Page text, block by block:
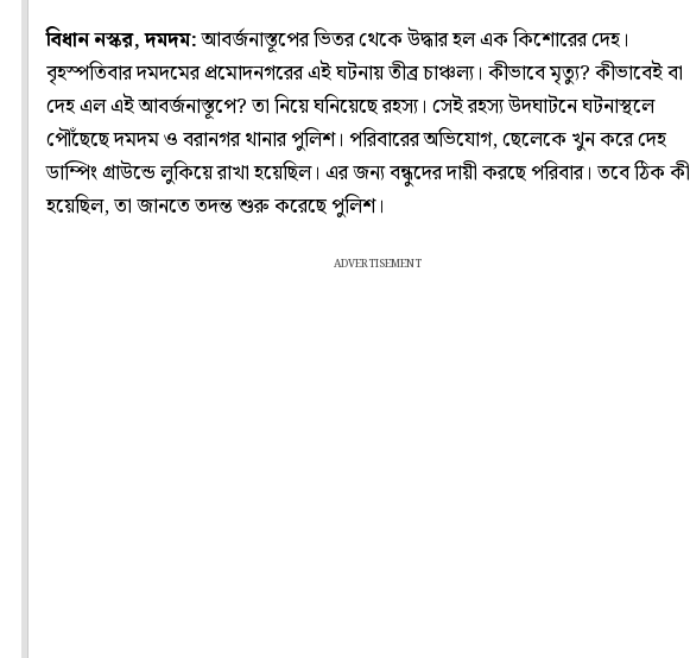
বিধান নস্কর, দমদম:আবর্জনাস্তূপের ভিতর থেকে উদ্ধার হল এক কিশোরের দেহ।
বৃহস্পতিবার দমদমের প্রমোদনগরের এই ঘটনায় তীব্র চাঞ্চল্য। কীভাবে মৃত্যু? কীভাবেই বা
দেহ এল এই আবর্জনাস্তূপে? তা নিয়ে ঘনিয়েছে রহস্য। সেই রহস্য উদঘাটনে ঘটনাস্থলে
পৌঁছেছে দমদম ও বরানগর থানার পুলিশ। পরিবারের অভিযোগ, ছেলেকে খুন করে দেহ
ডাম্পিং গ্রাউন্ডে লুকিয়ে রাখা হয়েছিল। এর জন্য বন্ধুদের দায়ী করছে পরিবার। তবে ঠিক কী
হয়েছিল, তা জানতে তদন্ত শুরু করেছে পুলিশ।
ADVERTISEMENT